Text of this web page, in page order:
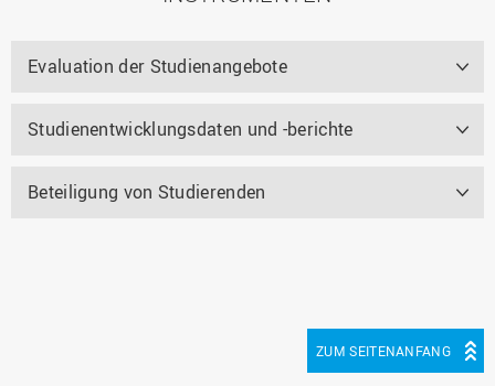
Evaluation der Studienangebote
Studienentwicklungsdaten und -berichte
Beteiligung von Studierenden
ZUM SEITENANFANG